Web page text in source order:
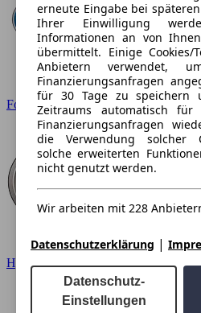
Ford
Hyundai
erneute Eingabe bei
Ihrer Einwilligung
Informationen an von
übermittelt. Einige Cookies/
Anbietern verwendet,
Finanzierungsanfragen
für 30 Tage zu speichern
Zeitraums automatisch
Finanzierungsanfragen
die Verwendung solcher
solche erweiterten
nicht genutzt werden.
Wir arbeiten mit 228
Datenschutzerklärung |
Datenschutz-
Einstellungen